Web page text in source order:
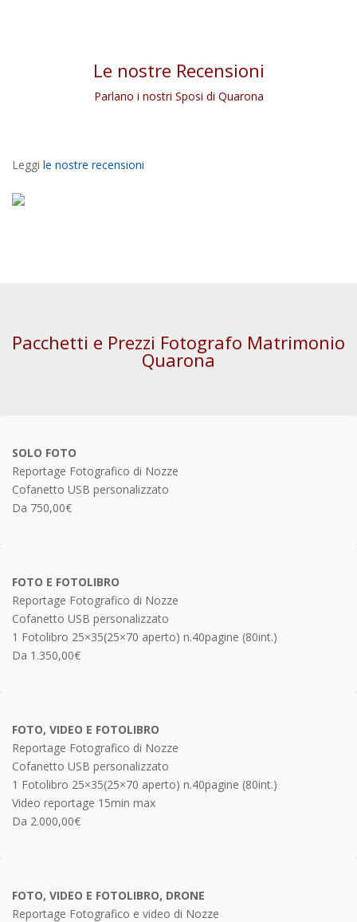
Le nostre Recensioni
Parlano i nostri Sposi di Quarona
Leggi le nostre recensioni
Pacchetti e Prezzi Fotografo Matrimonio
Quarona
SOLO FOTO
Reportage Fotografico di Nozze
Cofanetto USB personalizzato
Da 750,00€
FOTO E FOTOLIBRO
Reportage Fotografico di Nozze
Cofanetto USB personalizzato
1 Fotolibro 25×35(25×70 aperto) n.40pagine (80int.)
Da 1.350,00€
FOTO, VIDEO E FOTOLIBRO
Reportage Fotografico di Nozze
Cofanetto USB personalizzato
1 Fotolibro 25×35(25×70 aperto) n.40pagine (80int.)
Video reportage 15min max
Da 2.000,00€
FOTO, VIDEO E FOTOLIBRO, DRONE
Reportage Fotografico e video di Nozze